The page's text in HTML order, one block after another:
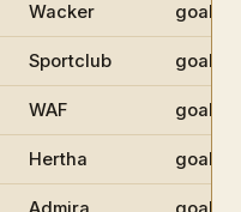
Wacker
Sportclub
WAF
Hertha